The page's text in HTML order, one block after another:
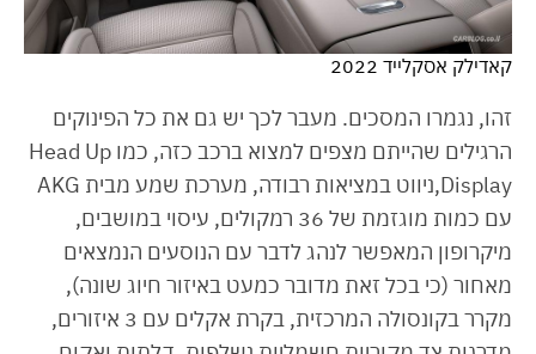
קאדילק אסקלייד 2022
זהו, נגמרו המסכים. מעבר לכך יש גם את כל הפינוקים
הרגילים שהייתם מצפים למצוא ברכב כזה, כמו Head Up
Display,ניווט במציאות רבודה, מערכת שמע מבית AKG
עם כמות מוגזמת של 36 רמקולים, עיסוי במושבים,
מיקרופון המאפשר לנהג לדבר עם הנוסעים הנמצאים
מאחור (כי בכל זאת מדובר כמעט באיזור חיוג שונה),
מקרר בקונסולה המרכזית, בקרת אקלים עם 3 איזורים,